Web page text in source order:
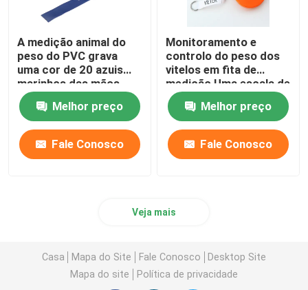
A medição animal do
peso do PVC grava
uma cor de 20 azuis
marinhos das mãos
para o pônei dos
cavalosMelhor preço
Fale Conosco
Monitoramento e
controlo do peso dos
vitelos em fita de
medição Uma escala de
peso inglesa e
francesa para clínicas
veterinárias
Melhor preço
Fale Conosco
Veja mais
Casa Mapa do Site Fale Conosco
Desktop Site
Mapa do site
Política de privacidade